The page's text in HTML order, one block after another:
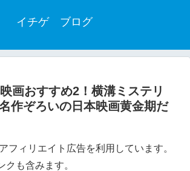
イチゲ ブログ
画おすすめ2！横溝ミステリ
作ぞろいの日本映画黄金期だ
フィリエイト広告を利用しています。
クも含みます。